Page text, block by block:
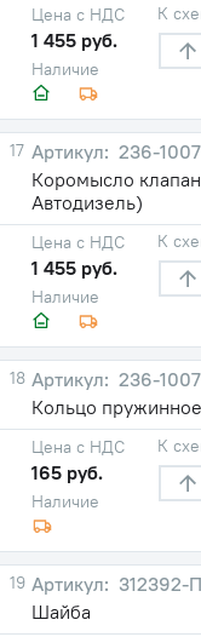
Наличие
Цена с НДС
1 455 руб.
К
17
236-
Коромысло
Автодизель)
Наличие
Цена с НДС
1 455 руб.
К
18
236-
Кольцо
Наличие
Цена с НДС
165 руб.
К
19
312392-
Шайба